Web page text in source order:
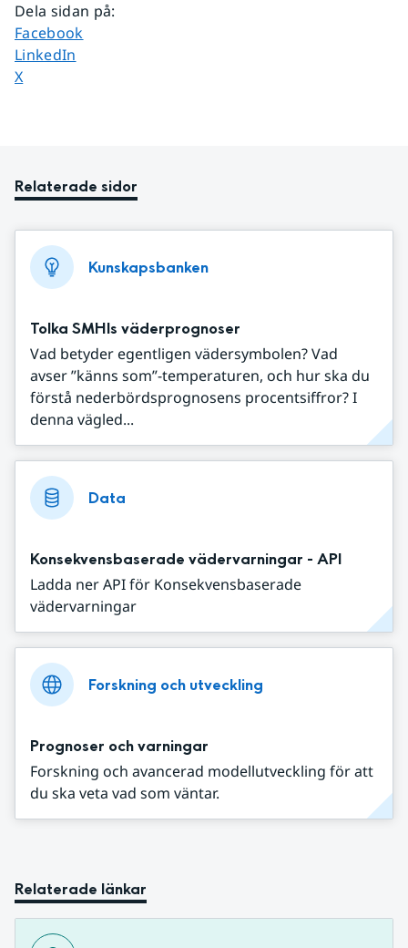
Dela sidan på:
Dela sidan på
Facebook
Dela sidan på
LinkedIn
Dela sidan på
X
Relaterade sidor
Kunskapsbanken
Tolka SMHIs väderprognoser
Vad betyder egentligen vädersymbolen? Vad
avser ”känns som”-temperaturen, och hur ska du
förstå nederbördsprognosens procentsiffror? I
denna vägled...
Data
Konsekvensbaserade vädervarningar - API
Ladda ner API för Konsekvensbaserade
vädervarningar
Forskning och utveckling
Prognoser och varningar
Forskning och avancerad modellutveckling för att
du ska veta vad som väntar.
Relaterade länkar